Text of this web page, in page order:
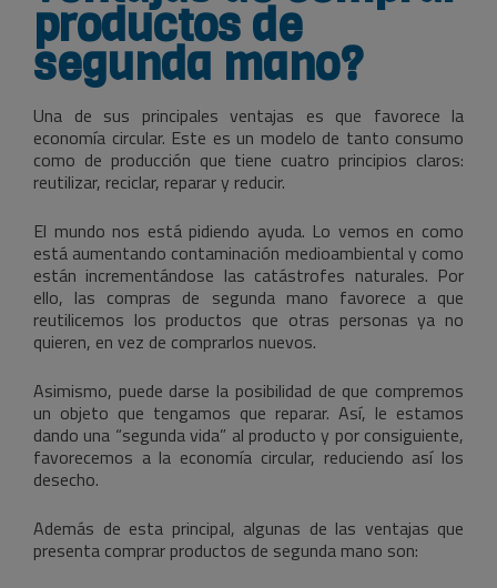
productos de
segunda mano?
Una de sus principales ventajas es que favorece la
economía circular. Este es un modelo de tanto consumo
como de producción que tiene cuatro principios claros:
reutilizar, reciclar, reparar y reducir.
El mundo nos está pidiendo ayuda. Lo vemos en como
está aumentando contaminación medioambiental y como
están incrementándose las catástrofes naturales. Por
ello, las compras de segunda mano favorece a que
reutilicemos los productos que otras personas ya no
quieren, en vez de comprarlos nuevos.
Asimismo, puede darse la posibilidad de que compremos
un objeto que tengamos que reparar. Así, le estamos
dando una “segunda vida” al producto y por consiguiente,
favorecemos a la economía circular, reduciendo así los
desecho.
Además de esta principal, algunas de las ventajas que
presenta comprar productos de segunda mano son: